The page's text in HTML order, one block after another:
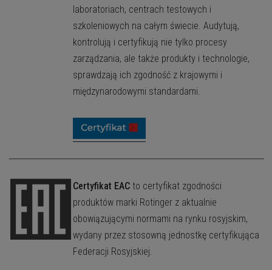
laboratoriach, centrach testowych i
szkoleniowych na całym świecie. Audytują,
kontrolują i certyfikują nie tylko procesy
zarządzania, ale także produkty i technologie,
sprawdzają ich zgodność z krajowymi i
międzynarodowymi standardami.
Certyfikat EAC to certyfikat zgodności
produktów marki Rotinger z aktualnie
obowiązującymi normami na rynku rosyjskim,
wydany przez stosowną jednostkę certyfikująca
Federacji Rosyjskiej.